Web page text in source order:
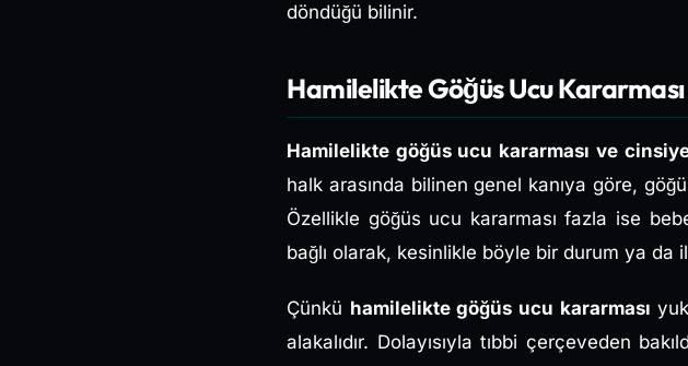
döndüğü bilinir.
Hamilelikte Göğüs Ucu
Hamilelikte göğüs ucu kararması ve
halk arasında bilinen genel kanıya göre,
Özellikle göğüs ucu kararması fazla ise
bağlı olarak, kesinlikle böyle bir durum ya da
Çünkü hamilelikte göğüs ucu kararması
alakalıdır. Dolayısıyla tıbbi çerçeveden